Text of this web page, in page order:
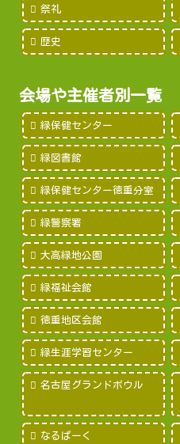
祭礼
歴史
会場や主催者別一覧
緑保健センター
緑図書館
緑保健センター徳重分室
緑警察署
大高緑地公園
緑福祉会館
徳重地区会館
緑生涯学習センター
名古屋グランドボウル
なるぱーく